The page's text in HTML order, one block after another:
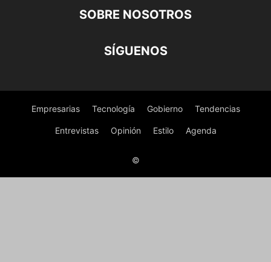
SOBRE NOSOTROS
SÍGUENOS
Empresarias Tecnología Gobierno Tendencias
Entrevistas Opinión Estilo Agenda
©